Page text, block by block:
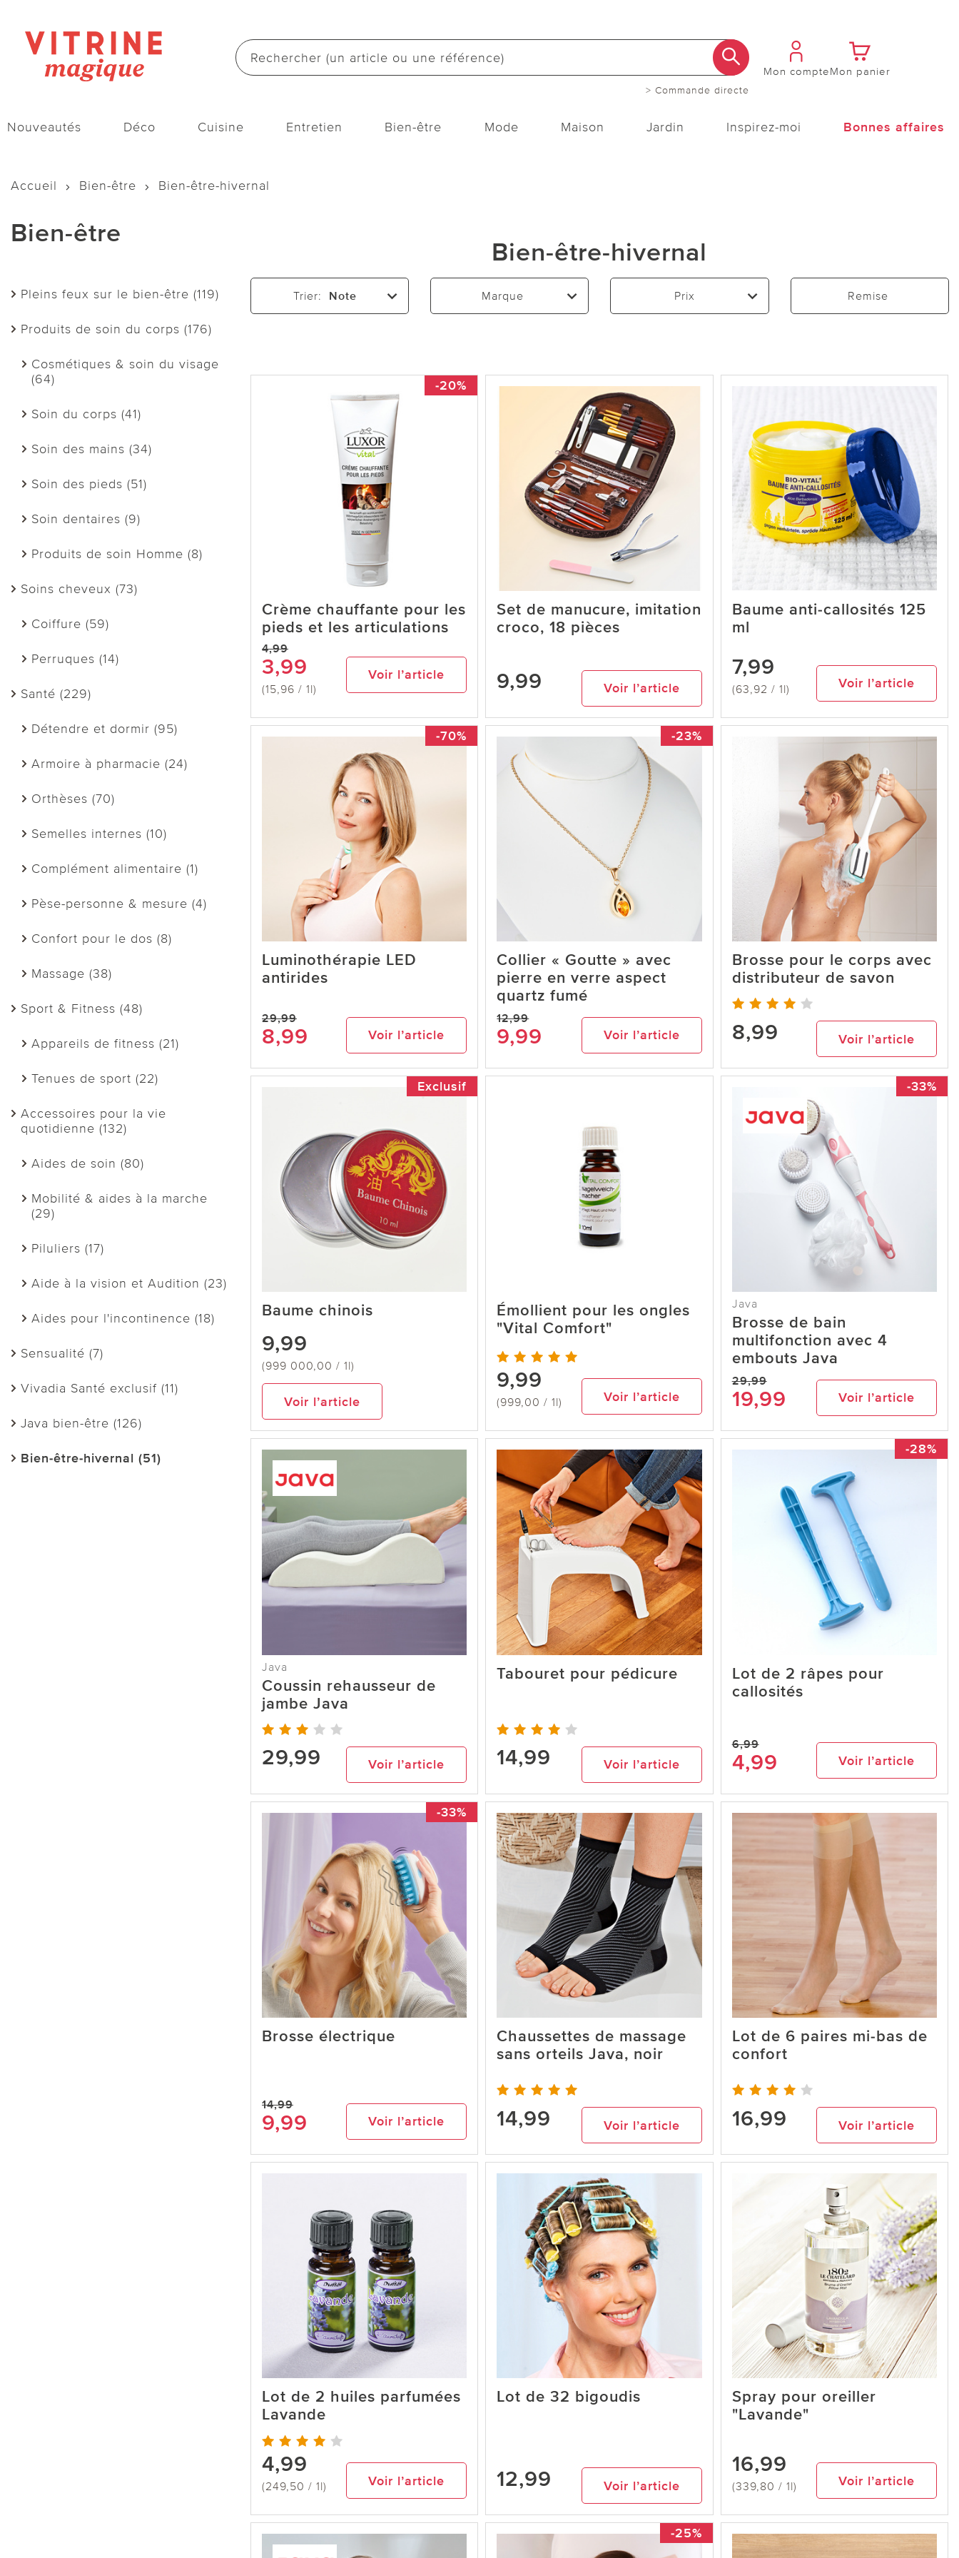
> Commande directe
Mon compteMon panier
Nouveautés Déco Cuisine Entretien Bien-être Mode Maison Jardin Inspirez-moi Bonnes affaires
Accueil Bien-être Bien-être-hivernal
Bien-être
Pleins feux sur le bien-être (119)
Produits de soin du corps (176)
Cosmétiques & soin du visage
(64)
Soin du corps (41)
Soin des mains (34)
Soin des pieds (51)
Soin dentaires (9)
Produits de soin Homme (8)
Soins cheveux (73)
Coiffure (59)
Perruques (14)
Santé (229)
Détendre et dormir (95)
Armoire à pharmacie (24)
Orthèses (70)
Semelles internes (10)
Complément alimentaire (1)
Pèse-personne & mesure (4)
Confort pour le dos (8)
Massage (38)
Sport & Fitness (48)
Appareils de fitness (21)
Tenues de sport (22)
Accessoires pour la vie
quotidienne (132)
Aides de soin (80)
Mobilité & aides à la marche
(29)
Piluliers (17)
Aide à la vision et Audition (23)
Aides pour l'incontinence (18)
Sensualité (7)
Vivadia Santé exclusif (11)
Java bien-être (126)
Bien-être-hivernal (51)
Bien-être-hivernal
Trier: Note Marque Prix Remise
-20%
Crème chauffante pour les
pieds et les articulations
4,99
3,99
(15,96 / 1l)
Voir l’article
Set de manucure, imitation
croco, 18 pièces
9,99 Voir l’article
Baume anti-callosités 125
ml
7,99
(63,92 / 1l) Voir l’article
-70%
Luminothérapie LED
antirides
29,99
8,99 Voir l’article
-23%
Collier « Goutte » avec
pierre en verre aspect
quartz fumé
12,99
9,99 Voir l’article
Brosse pour le corps avec
distributeur de savon
8,99 Voir l’article
Exclusif
Baume chinois
9,99
(999 000,00 / 1l)
Voir l’article
Émollient pour les ongles
"Vital Comfort"
9,99
(999,00 / 1l) Voir l’article
-33%
Java
Brosse de bain
multifonction avec 4
embouts Java
29,99
19,99 Voir l’article
Java
Coussin rehausseur de
jambe Java
29,99 Voir l’article
Tabouret pour pédicure
14,99 Voir l’article
-28%
Lot de 2 râpes pour
callosités
6,99
4,99 Voir l’article
-33%
Brosse électrique
14,99
9,99 Voir l’article
Chaussettes de massage
sans orteils Java, noir
14,99 Voir l’article
Lot de 6 paires mi-bas de
confort
16,99 Voir l’article
Lot de 2 huiles parfumées
Lavande
4,99
(249,50 / 1l) Voir l’article
Lot de 32 bigoudis
12,99 Voir l’article
Spray pour oreiller
"Lavande"
16,99
(339,80 / 1l) Voir l’article
-25%